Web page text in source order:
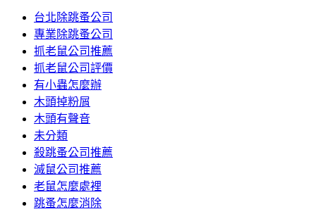
台北除跳蚤公司
專業除跳蚤公司
抓老鼠公司推薦
抓老鼠公司評價
有小蟲怎麼辦
木頭掉粉屑
木頭有聲音
未分類
殺跳蚤公司推薦
滅鼠公司推薦
老鼠怎麼處裡
跳蚤怎麼消除